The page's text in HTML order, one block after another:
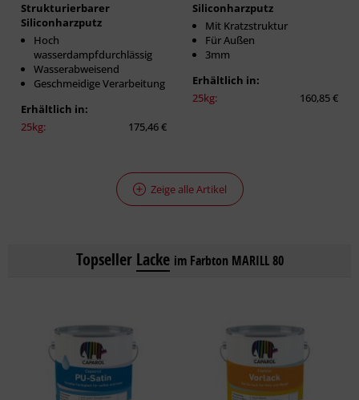
Strukturierbarer
Siliconharzputz
Hoch
wasserdampfdurchlässig
Wasserabweisend
Geschmeidige Verarbeitung
Erhältlich in:
25kg:
175,46 €
Siliconharzputz
Mit Kratzstruktur
Für Außen
3mm
Erhältlich in:
25kg:
160,85 €
Zeige alle Artikel
Topseller Lacke im Farbton MARILL 80